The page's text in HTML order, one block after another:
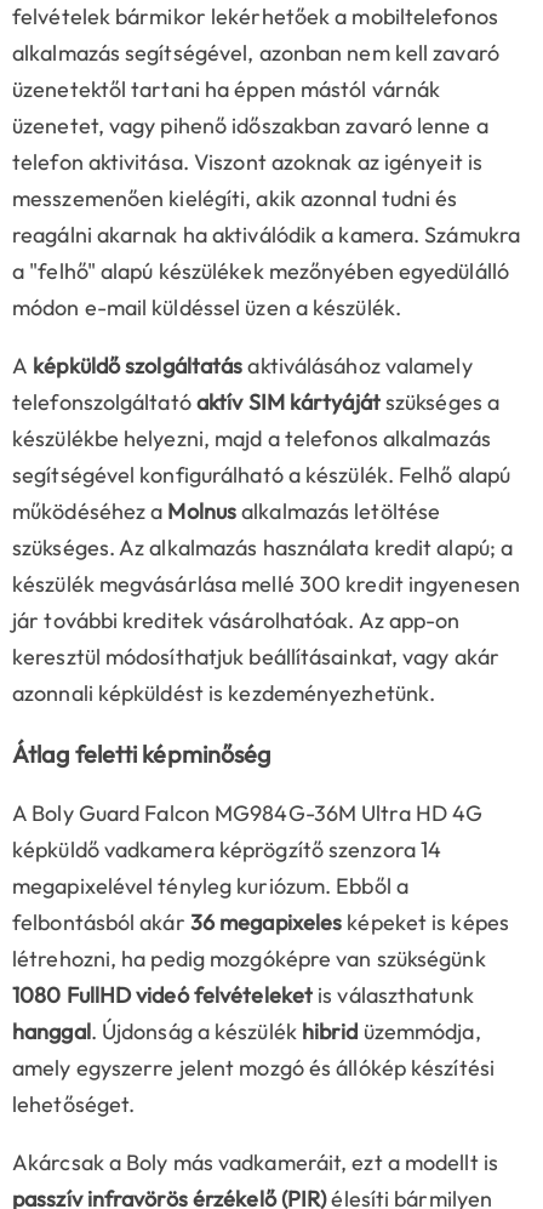
felvételek bármikor lekérhetőek a mobiltelefonos
alkalmazás segítségével, azonban nem kell zavaró
üzenetektől tartani ha éppen mástól várnák
üzenetet, vagy pihenő időszakban zavaró lenne a
telefon aktivitása. Viszont azoknak az igényeit is
messzemenően kielégíti, akik azonnal tudni és
reagálni akarnak ha aktiválódik a kamera. Számukra
a "felhő" alapú készülékek mezőnyében egyedülálló
módon e-mail küldéssel üzen a készülék.
A képküldő szolgáltatásaktiválásához valamely
telefonszolgáltatóaktív SIM kártyájátszükséges a
készülékbe helyezni, majd a telefonos alkalmazás
segítségével konfigurálható a készülék. Felhő alapú
működéséhez a Molnusalkalmazás letöltése
szükséges. Az alkalmazás használata kredit alapú; a
készülék megvásárlása mellé 300 kredit ingyenesen
jár további kreditek vásárolhatóak. Az app-on
keresztül módosíthatjuk beállításainkat, vagy akár
azonnali képküldést is kezdeményezhetünk.
Átlag feletti képminőség
A Boly Guard Falcon MG984G-36M Ultra HD 4G
képküldő vadkamera képrögzítő szenzora 14
megapixelével tényleg kuriózum. Ebből a
felbontásból akár 36 megapixeles képeket is képes
létrehozni, ha pedig mozgóképre van szükségünk
1080 FullHD videó felvételeket is választhatunk
hanggal. Újdonság a készülék hibrid üzemmódja,
amely egyszerre jelent mozgó és állókép készítési
lehetőséget.
Akárcsak a Boly más vadkameráit, ezt a modellt is
passzív infravörös érzékelő (PIR)élesíti bármilyen